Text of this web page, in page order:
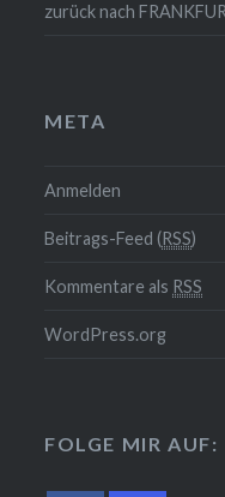
zurück nach
META
Anmelden
Beitrags-Feed (RSS)
Kommentare als RSS
WordPress.org
FOLGE MIR AUF: